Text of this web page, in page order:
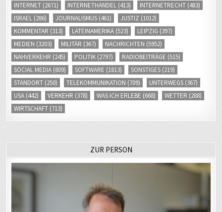
INTERNET (2671) INTERNETHANDEL (413) INTERNETRECHT (483)
ISRAEL (286) JOURNALISMUS (461) JUSTIZ (1012)
KOMMENTAR (313) LATEINAMERIKA (523) LEIPZIG (397)
MEDIEN (3203) MILITÄR (367) NACHRICHTEN (5952)
NAHVERKEHR (245) POLITIK (2797) RADIOBEITRÄGE (515)
SOCIAL MEDIA (809) SOFTWARE (1813) SONSTIGES (219)
STANDORT (250) TELEKOMMUNIKATION (709) UNTERWEGS (367)
USA (442) VERKEHR (378) WAS ICH ERLEBE (668) WETTER (288)
WIRTSCHAFT (713)
ZUR PERSON